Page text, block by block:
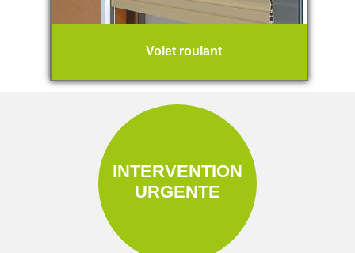
Volet roulant
INTERVENTION
URGENTE